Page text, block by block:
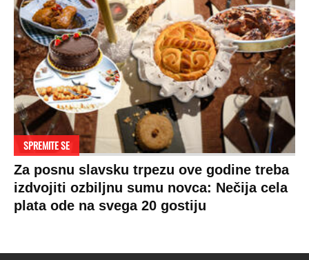
SPREMITE SE
Za posnu slavsku trpezu ove godine treba
izdvojiti ozbiljnu sumu novca: Nečija cela
plata ode na svega 20 gostiju